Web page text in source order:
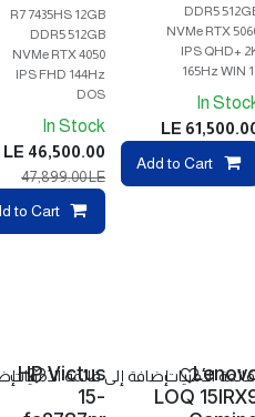
Compare
DDR5
NVMe RTX
IPS QHD+
165Hz WIN
In
Add to Cart
Compare
R7 7435HS 12GB
DDR5 512GB
NVMe RTX 4050
IPS FHD 144Hz
DOS
46,500.00
47,899.00LE
In Stock
to Cart
LOQ
الأمنيات
HP Victus
15-
إضافة إلى قائمة الأمنيات